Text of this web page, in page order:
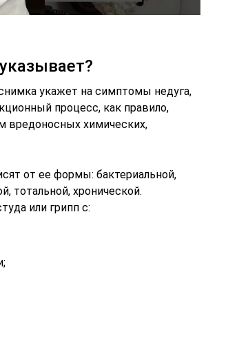
укажет на симптомы недуга,
процесс, как правило,
вредоносных химических,
от ее формы: бактериальной,
тотальной, хронической.
или грипп с: